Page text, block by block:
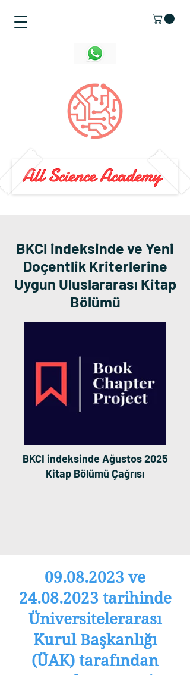
BKCI indeksinde ve Yeni
Doçentlik Kriterlerine
Uygun Uluslararası Kitap
Bölümü
BKCI indeksinde Ağustos 2025
Kitap Bölümü Çağrısı
09.08.2023 ve
24.08.2023 tarihinde
Üniversitelerarası
Kurul Başkanlığı
(ÜAK) tarafından